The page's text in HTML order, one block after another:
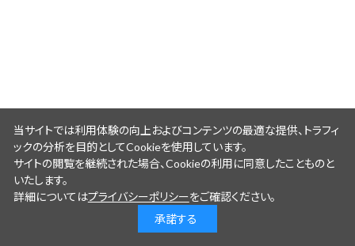
当サイトでは利用体験の向上およびコンテンツの最適な提供、トラフィ
ックの分析を目的としてCookieを使用しています。
サイトの閲覧を継続された場合、Cookieの利用に同意したことものと
いたします。
詳細についてはプライバシーポリシーをご確認ください。
承諾する